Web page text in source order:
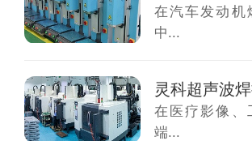
在汽车发动机
中...
在医疗影像、
端...